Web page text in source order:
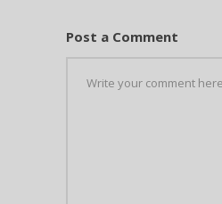
Post a Comment